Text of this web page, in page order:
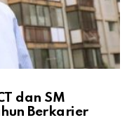
dan SM
Berkarier